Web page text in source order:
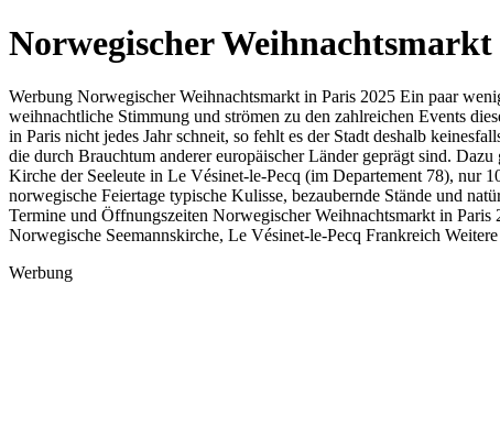
Norwegischer
Werbung Norwegischer Weihnachtsmarkt in Paris 2025 Ein paar
weihnachtliche Stimmung und strömen zu den zahlreichen Events
in Paris nicht jedes Jahr schneit, so fehlt es der Stadt deshalb
die durch Brauchtum anderer europäischer Länder geprägt sind.
Kirche der Seeleute in Le Vésinet-le-Pecq (im Departement 78), nur
norwegische Feiertage typische Kulisse, bezaubernde Stände und
Termine und Öffnungszeiten Norwegischer Weihnachtsmarkt in
Norwegische Seemannskirche, Le Vésinet-le-Pecq Frankreich
Werbung